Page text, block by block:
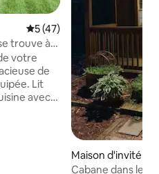
Note moyenne de 5 sur 5,
5 (47)
trouve à
votre
de
Lit
avec
Maison d'invité ·
Cabane dans les